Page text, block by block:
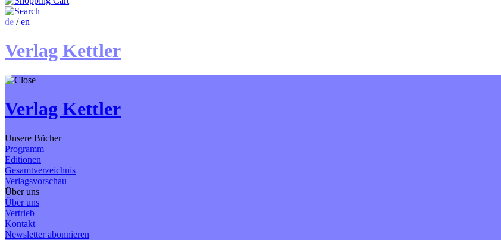
de /en
Verlag Kettler
Verlag Kettler
Unsere Bücher
Programm
Editionen
Gesamtverzeichnis
Verlagsvorschau
Über uns
Über uns
Vertrieb
Kontakt
Newsletter abonnieren